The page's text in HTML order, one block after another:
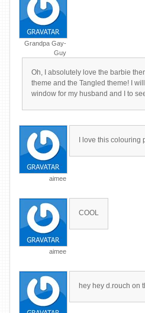
Grandpa Gay-
Guy
Oh, I absolutely love the barbie
theme and the Tangled theme! I
window for my husband and I to
aimee
I love this
aimee
COOL
hey hey d.rouch on